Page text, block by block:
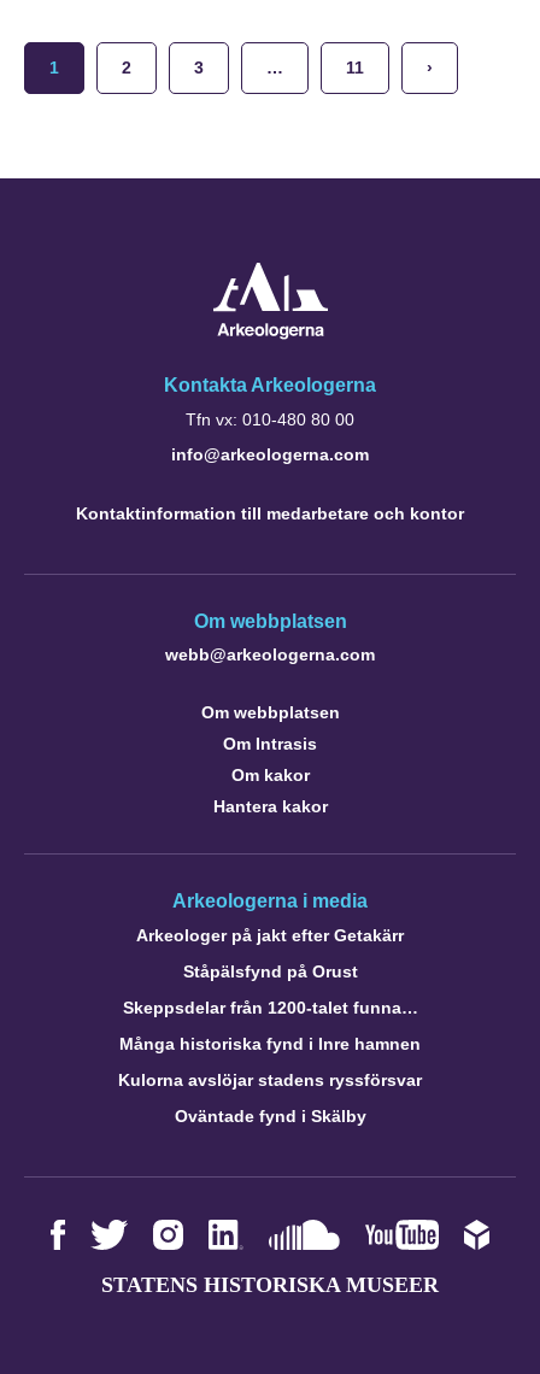
1 2 3 … 11 ›
Kontakta Arkeologerna
Tfn vx: 010-480 80 00
info@arkeologerna.com
Kontaktinformation till medarbetare och kontor
Om webbplatsen
webb@arkeologerna.com
Om webbplatsen
Om Intrasis
Om kakor
Hantera kakor
Arkeologerna i media
Arkeologer på jakt efter Getakärr
Ståpälsfynd på Orust
Skeppsdelar från 1200-talet funna…
Många historiska fynd i Inre hamnen
Kulorna avslöjar stadens ryssförsvar
Oväntade fynd i Skälby
STATENS HISTORISKA MUSEER